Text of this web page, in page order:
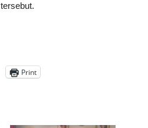
Print